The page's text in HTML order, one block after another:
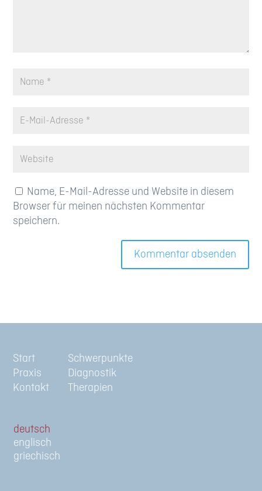
Name, E-Mail-Adresse und Website in diesem
Browser für meinen nächsten Kommentar
speichern.
Start
Praxis
Kontakt
Schwerpunkte
Diagnostik
Therapien
de
en
gr